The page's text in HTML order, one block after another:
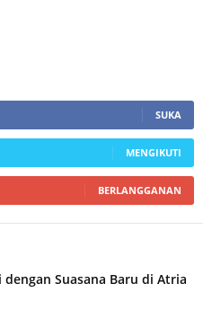
SUKA
MENGIKUTI
BERLANGGANAN
Suasana Baru di Atria